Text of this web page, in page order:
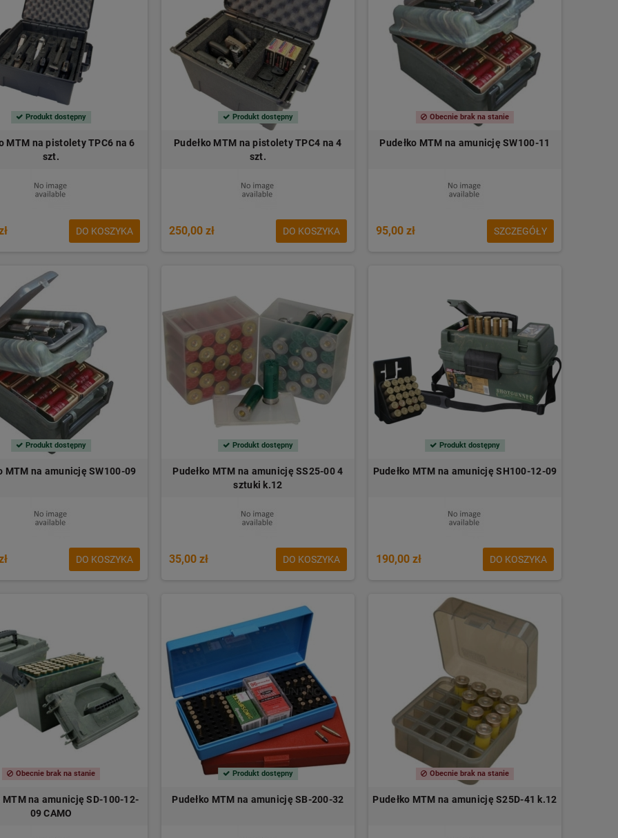
Produkt dostępny
MTM na pistolety TPC6 na 6
szt.
DO KOSZYKA
Produkt dostępny
Pudełko MTM na pistolety TPC4 na 4
szt.
250,00 zł DO KOSZYKA
Obecnie brak na stanie
Pudełko MTM na amunicję SW100-11
95,00 zł SZCZEGÓŁY
Produkt dostępny
MTM na amunicję SW100-09
DO KOSZYKA
Produkt dostępny
Pudełko MTM na amunicję SS25-00 4
sztuki k.12
35,00 zł DO KOSZYKA
Produkt dostępny
Pudełko MTM na amunicję SH100-12-09
190,00 zł DO KOSZYKA
Obecnie brak na stanie
MTM na amunicję SD-100-12-
09 CAMO
Produkt dostępny
Pudełko MTM na amunicję SB-200-32
Obecnie brak na stanie
Pudełko MTM na amunicję S25D-41 k.12